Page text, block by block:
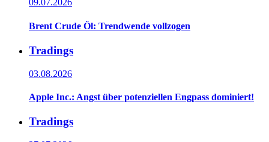
09.07.2026
Brent Crude Öl: Trendwende vollzogen
Tradings
03.08.2026
Apple Inc.: Angst über potenziellen Engpass dominiert!
Tradings